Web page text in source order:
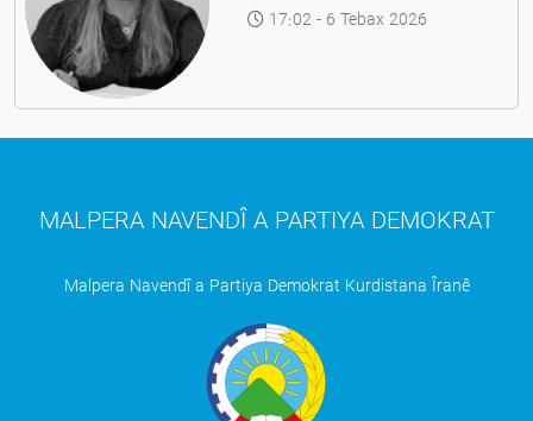
17:02 - 6 Tebax 2026
MALPERA NAVENDÎ A PARTIYA DEMOKRAT
Malpera Navendî a Partiya Demokrat Kurdistana Îranê